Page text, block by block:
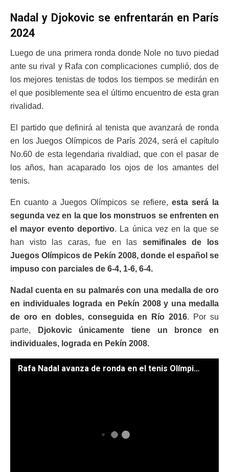
Nadal y Djokovic se enfrentarán en París
2024
Luego de una primera ronda donde Nole no tuvo piedad
ante su rival y Rafa con complicaciones cumplió, dos de
los mejores tenistas de todos los tiempos se medirán en
el que posiblemente sea el último encuentro de esta gran
rivalidad.
El partido que definirá al tenista que avanzará de ronda
en los Juegos Olímpicos de París 2024, será el capítulo
No.60 de esta legendaria rivaldiad, que con el pasar de
los años, han acaparado los ojos de los amantes del
tenis.
En cuanto a Juegos Olímpicos se refiere, esta será la
segunda vez en la que los monstruos se enfrenten en
el mayor evento deportivo. La única vez en la que se
han visto las caras, fue en las semifinales de los
Juegos Olímpicos de Pekín 2008, donde el español se
impuso con parciales de 6-4, 1-6, 6-4.
Nadal cuenta en su palmarés con una medalla de oro
en individuales lograda en Pekín 2008 y una medalla
de oro en dobles, conseguida en Río 2016. Por su
parte,
Djokovic únicamente tiene un bronce en
individuales, lograda en Pekín 2008.
Rafa Nadal avanza de ronda en el tenis Olímpico. // Foto: EFE.